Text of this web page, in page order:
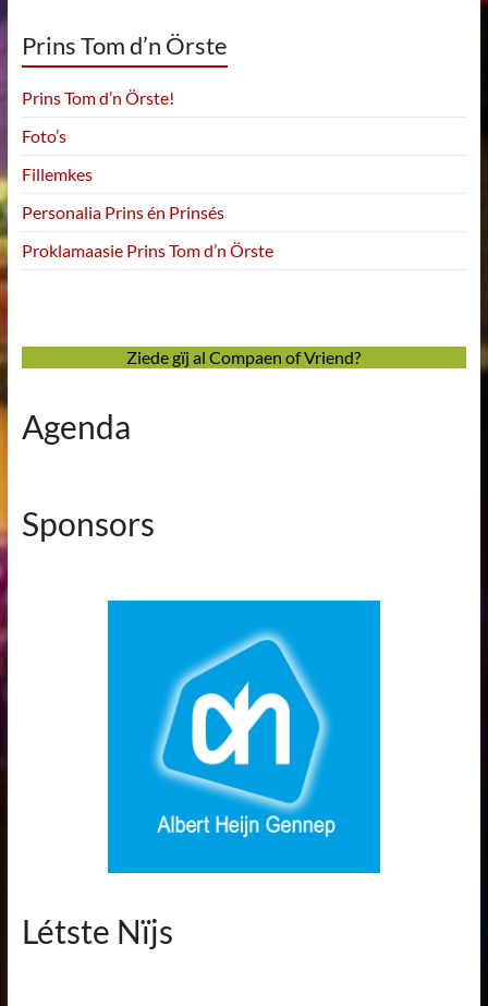
Prins Tom d’n Örste
Prins Tom d’n Örste!
Foto’s
Fillemkes
Personalia Prins én Prinsés
Proklamaasie Prins Tom d’n Örste
Ziede gïj al Compaen of Vriend?
Agenda
Sponsors
Létste Nïjs